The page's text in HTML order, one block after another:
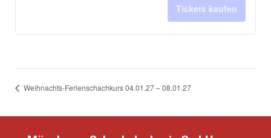
für
Eltern
für
Tickets kaufen
Weihnachts-Ferienschachkurs 04.01.27 – 08.01.27